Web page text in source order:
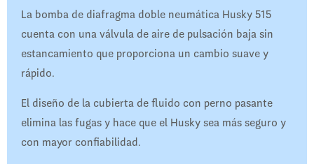
La bomba de diafragma doble neumática Husky 515
cuenta con una válvula de aire de pulsación baja sin
estancamiento que proporciona un cambio suave y
rápido.
El diseño de la cubierta de fluido con perno pasante
elimina las fugas y hace que el Husky sea más seguro y
con mayor confiabilidad.